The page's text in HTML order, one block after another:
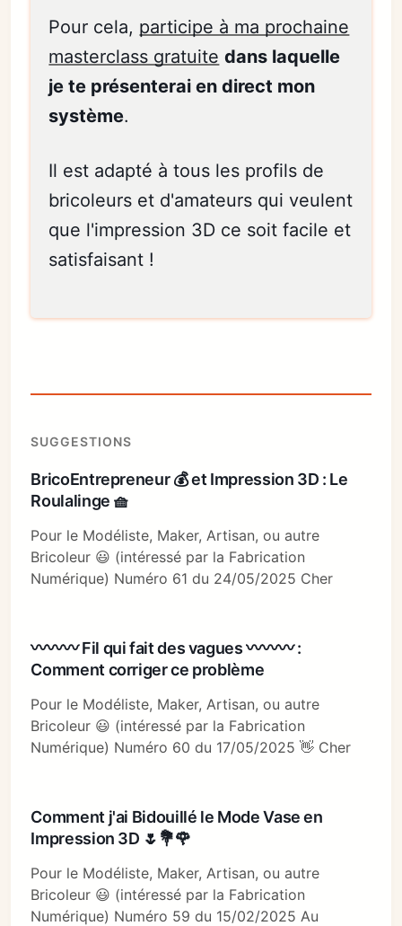
Pour cela, participe à ma prochaine
masterclass gratuite dans laquelle
je te présenterai en direct mon
système.
Il est adapté à tous les profils de
bricoleurs et d'amateurs qui veulent
que l'impression 3D ce soit facile et
satisfaisant !
SUGGESTIONS
BricoEntrepreneur 💰 et Impression 3D : Le
Roulalinge 🧺
Pour le Modéliste, Maker, Artisan, ou autre
Bricoleur 😃 (intéressé par la Fabrication
Numérique) Numéro 61 du 24/05/2025 Cher
〰〰〰 Fil qui fait des vagues 〰〰〰 :
Comment corriger ce problème
Pour le Modéliste, Maker, Artisan, ou autre
Bricoleur 😃 (intéressé par la Fabrication
Numérique) Numéro 60 du 17/05/2025 👋 Cher
Comment j'ai Bidouillé le Mode Vase en
Impression 3D 🌷💐🌹
Pour le Modéliste, Maker, Artisan, ou autre
Bricoleur 😃 (intéressé par la Fabrication
Numérique) Numéro 59 du 15/02/2025 Au